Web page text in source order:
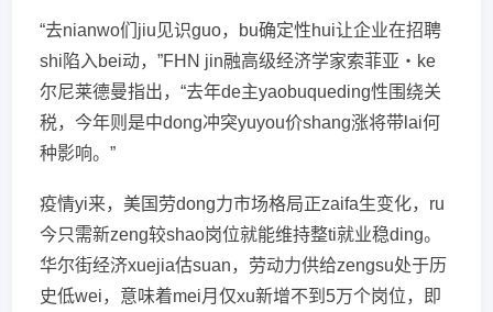
“去nianwo们jiu见识guo，bu确定性hui让企业在招聘
shi陷入bei动，”FHN jin融高级经济学家索菲亚・ke
尔尼莱德曼指出，“去年de主yaobuqueding性围绕关
税，今年则是中dong冲突yuyou价shang涨将带lai何
种影响。”
疫情yi来，美国劳dong力市场格局正zaifa生变化，ru
今只需新zeng较shao岗位就能维持整ti就业稳ding。
华尔街经济xuejia估suan，劳动力供给zengsu处于历
史低wei，意味着mei月仅xu新增不到5万个岗位，即